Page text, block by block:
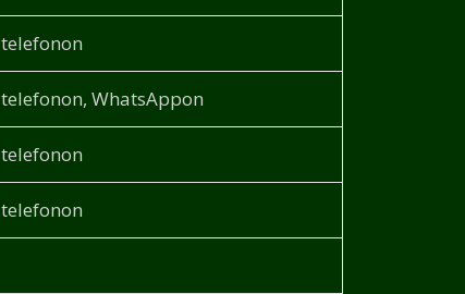
telefonon
telefonon, WhatsAppon
telefonon
telefonon